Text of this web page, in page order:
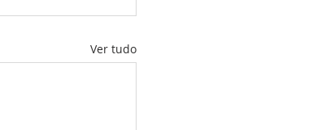
Ver tudo